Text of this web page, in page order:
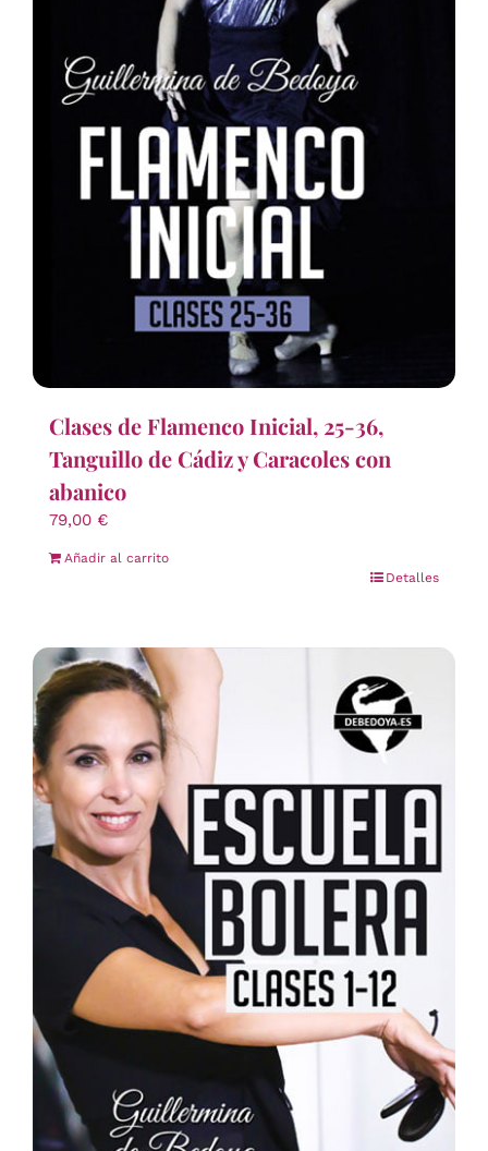
Clases de Flamenco Inicial, 25-36,
Tanguillo de Cádiz y Caracoles con
abanico
79,00 €
Añadir al carrito
Detalles